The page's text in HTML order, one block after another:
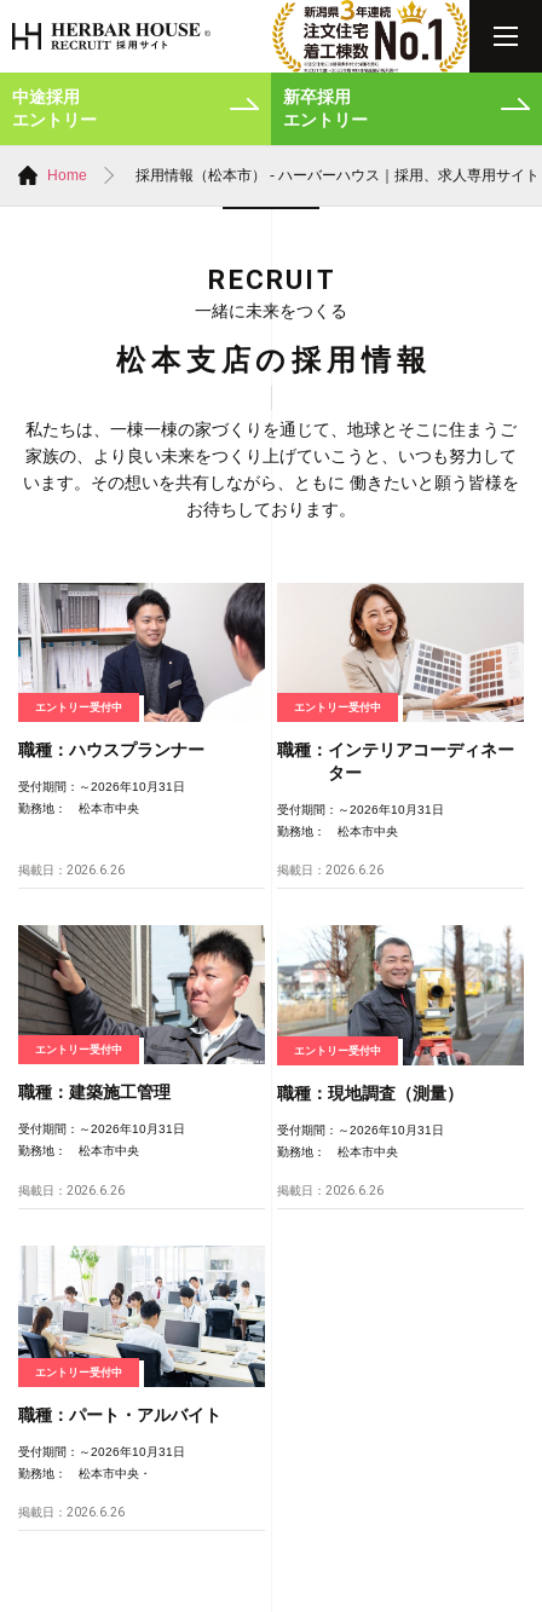
中途採用
エントリー
新卒採用
エントリー
Home 採用情報（松本市） - ハーバーハウス｜採用、求人専用サイ
RECRUIT
一緒に未来をつくる
松本支店の採用情報
私たちは、一棟一棟の家づくりを通じて、地球とそこに住まうご
家族の、より良い未来をつくり上げていこうと、いつも努力して
います。その想いを共有しながら、ともに 働きたいと願う皆様を
お待ちしております。
エントリー受付中
職種： ハウスプランナー
受付期間： ～2026年10月31日
勤務地：
松本市中央
掲載日：2026.6.26
エントリー受付中
職種： インテリアコーディネー
ター
受付期間： ～2026年10月31日
勤務地：
松本市中央
掲載日：2026.6.26
エントリー受付中
職種： 建築施工管理
受付期間： ～2026年10月31日
勤務地：
松本市中央
掲載日：2026.6.26
エントリー受付中
職種： 現地調査（測量）
受付期間： ～2026年10月31日
勤務地：
松本市中央
掲載日：2026.6.26
エントリー受付中
職種： パート・アルバイト
受付期間： ～2026年10月31日
勤務地：
松本市中央
掲載日：2026.6.26